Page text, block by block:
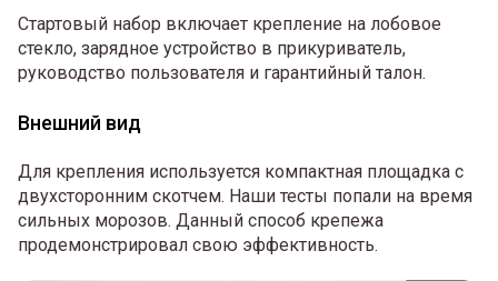
Стартовый набор включает крепление на лобовое
стекло, зарядное устройство в прикуриватель,
руководство пользователя и гарантийный талон.
Внешний вид
Для крепления используется компактная площадка с
двухсторонним скотчем. Наши тесты попали на время
сильных морозов. Данный способ крепежа
продемонстрировал свою эффективность.